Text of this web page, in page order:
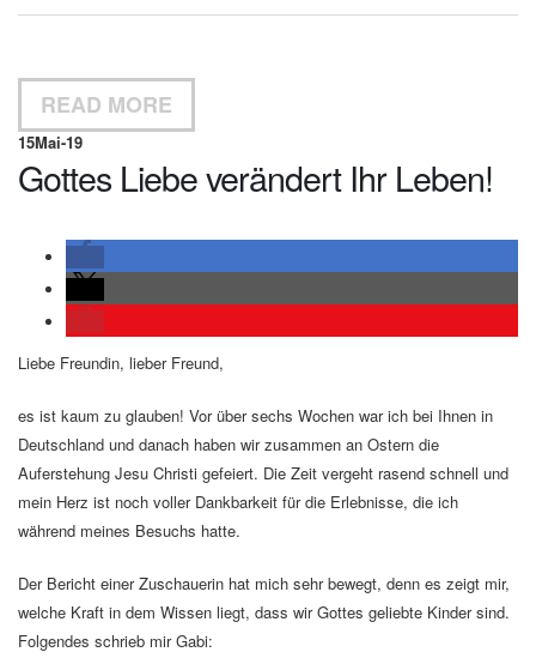
READ MORE
15Mai-19
Gottes Liebe verändert Ihr Leben!
Liebe Freundin, lieber Freund,
es ist kaum zu glauben! Vor über sechs Wochen war ich bei Ihnen in
Deutschland und danach haben wir zusammen an Ostern die
Auferstehung Jesu Christi gefeiert. Die Zeit vergeht rasend schnell und
mein Herz ist noch voller Dankbarkeit für die Erlebnisse, die ich
während meines Besuchs hatte.
Der Bericht einer Zuschauerin hat mich sehr bewegt, denn es zeigt mir,
welche Kraft in dem Wissen liegt, dass wir Gottes geliebte Kinder sind.
Folgendes schrieb mir Gabi: